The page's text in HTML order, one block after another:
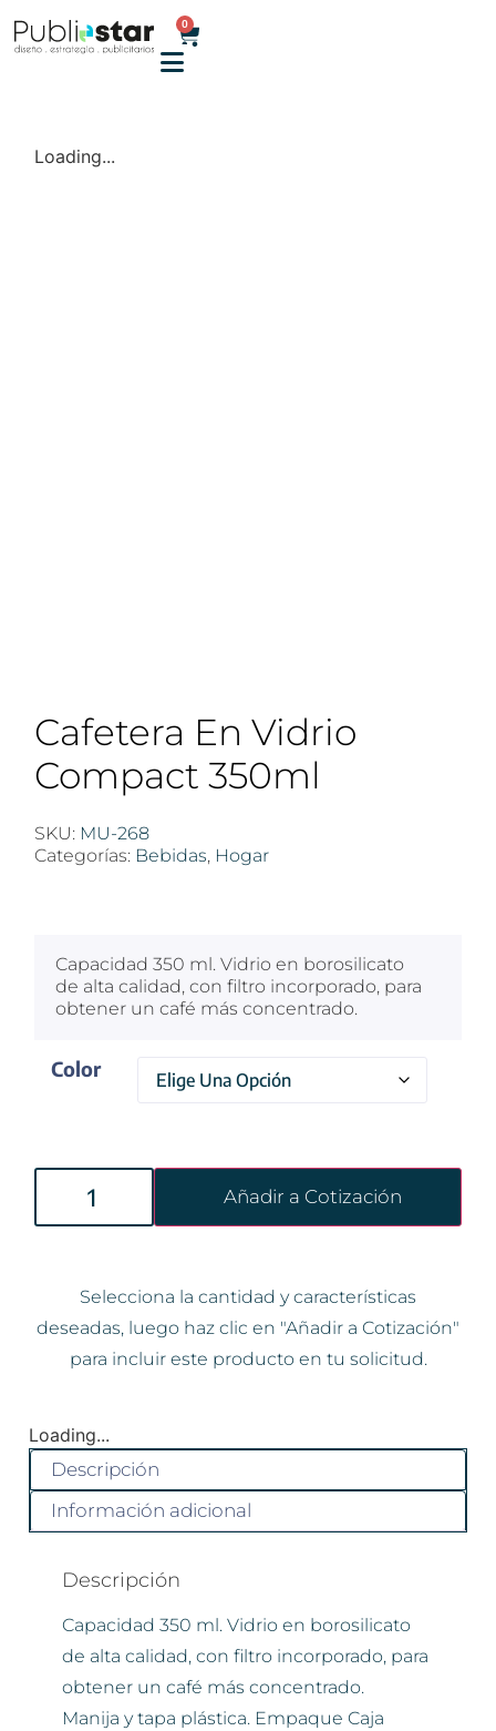
0
Loading...
Cafetera En Vidrio
Compact 350ml
SKU: MU-268
Categorías: Bebidas, Hogar
Capacidad 350 ml. Vidrio en borosilicato
de alta calidad, con filtro incorporado, para
obtener un café más concentrado.
Color
Añadir a Cotización
Selecciona la cantidad y características
deseadas, luego haz clic en "Añadir a Cotización"
para incluir este producto en tu solicitud.
Loading...
Descripción
Información adicional
Descripción
Capacidad 350 ml. Vidrio en borosilicato
de alta calidad, con filtro incorporado, para
obtener un café más concentrado.
Manija y tapa plástica. Empaque Caja